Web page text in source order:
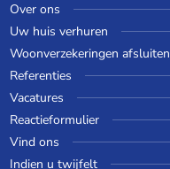
Over ons
Uw huis verhuren
Woonverzekeringen afsluiten
Referenties
Vacatures
Reactieformulier
Vind ons
Indien u twijfelt